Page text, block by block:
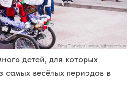
детей, для которых
самых весёлых периодов в